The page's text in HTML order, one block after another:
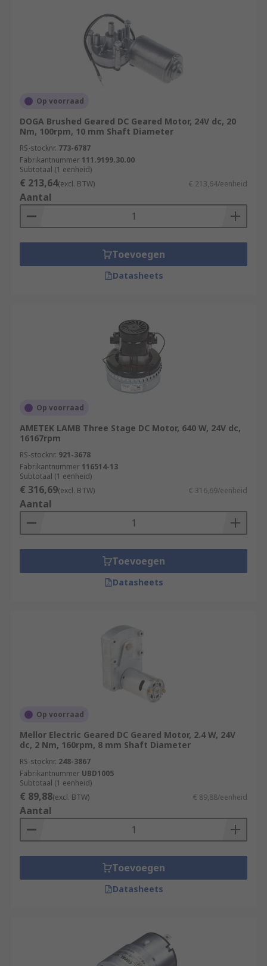
Op voorraad
DOGA Brushed Geared DC Geared Motor, 24V dc, 20
Nm, 100rpm, 10 mm Shaft Diameter
RS-stocknr. 773-6787
Fabrikantnummer 111.9199.30.00
Subtotaal (1 eenheid)
€ 213,64(excl. BTW) € 213,64/eenheid
Aantal
Toevoegen
Datasheets
Op voorraad
AMETEK LAMB Three Stage DC Motor, 640 W, 24V dc,
16167rpm
RS-stocknr. 921-3678
Fabrikantnummer 116514-13
Subtotaal (1 eenheid)
€ 316,69(excl. BTW) € 316,69/eenheid
Aantal
Toevoegen
Datasheets
Op voorraad
Mellor Electric Geared DC Geared Motor, 2.4 W, 24V
dc, 2 Nm, 160rpm, 8 mm Shaft Diameter
RS-stocknr. 248-3867
Fabrikantnummer UBD1005
Subtotaal (1 eenheid)
€ 89,88(excl. BTW) € 89,88/eenheid
Aantal
Toevoegen
Datasheets